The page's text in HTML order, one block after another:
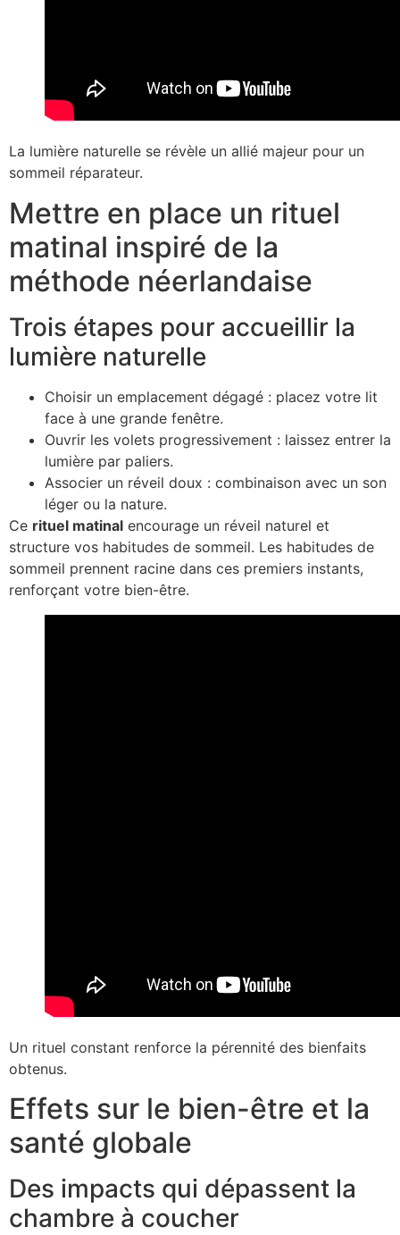
La lumière naturelle se révèle un allié majeur pour un
sommeil réparateur.
Mettre en place un rituel
matinal inspiré de la
méthode néerlandaise
Trois étapes pour accueillir la
lumière naturelle
Choisir un emplacement dégagé : placez votre lit
face à une grande fenêtre.
Ouvrir les volets progressivement : laissez entrer la
lumière par paliers.
Associer un réveil doux : combinaison avec un son
léger ou la nature.
Ce rituel matinal encourage un réveil naturel et
structure vos habitudes de sommeil. Les habitudes de
sommeil prennent racine dans ces premiers instants,
renforçant votre bien-être.
Un rituel constant renforce la pérennité des bienfaits
obtenus.
Effets sur le bien-être et la
santé globale
Des impacts qui dépassent la
chambre à coucher